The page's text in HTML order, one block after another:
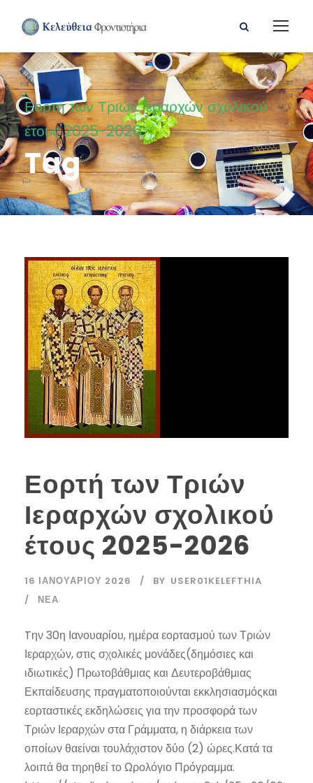
Εορτή των Τριών Ιεραρχών σχολικού
έτους 2025-2026
Tag
Εορτή των Τριών
Ιεραρχών σχολικού
έτους 2025-2026
16 ΙΑΝΟΥΑΡΊΟΥ 2026 BY USER01KELEFTHIA
ΝΈΑ
Tην 30η Ιανουαρίου, ημέρα εορτασμού των Τριών
Ιεραρχών, στις σχολικές μονάδες(δημόσιες και
ιδιωτικές) Πρωτοβάθμιας και Δευτεροβάθμιας
Εκπαίδευσης πραγματοποιούνται εκκλησιασμόςκαι
εορταστικές εκδηλώσεις για την προσφορά των
Τριών Ιεραρχών στα Γράμματα, η διάρκεια των
οποίων θαείναι τουλάχιστον δύο (2) ώρες.Κατά τα
λοιπά θα τηρηθεί το Ωρολόγιο Πρόγραμμα.